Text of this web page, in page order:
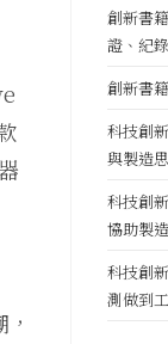
創新書
證、紀
創新書
科技創
與製造
科技創
協助製
科技創
測做到